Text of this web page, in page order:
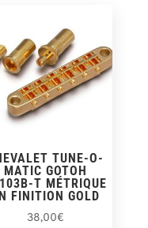
TUNE-O-
MATIC GOTOH
T MÉTRIQUE
FINITION GOLD
38,00€